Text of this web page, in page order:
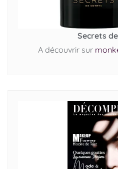
Secrets
A découvrir sur